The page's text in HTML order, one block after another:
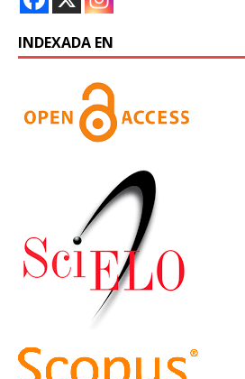
INDEXADA EN